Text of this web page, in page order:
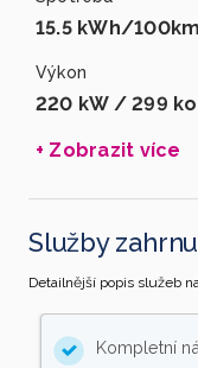
15.5 kWh/100km
Výkon
220 kW / 299
+ Zobrazit více
Služby
Detailnější popis služeb
Kompletní